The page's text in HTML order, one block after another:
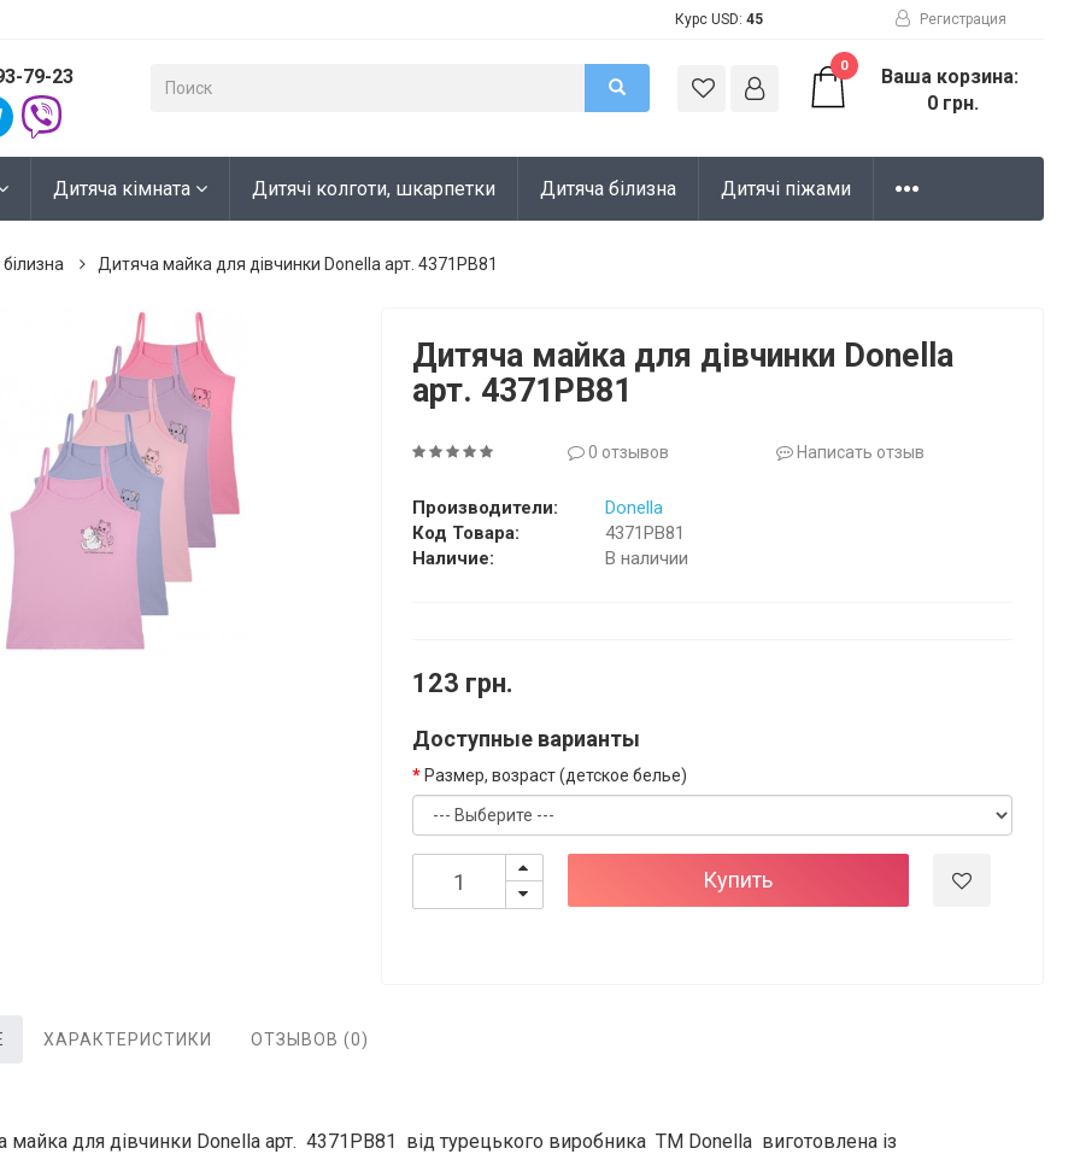
Курс USD: 45 Регистрация
79-23 0
Ваша корзина:
0 грн.
Дитяча кімната Дитячі колготи, шкарпетки Дитяча білизна Дитячі піжами
Дитяча майка для дівчинки Donella арт. 4371PB81
Дитяча майка для дівчинки Donella
арт. 4371PB81
0 отзывов Написать отзыв
Производители:
Donella
Код Товара:
4371PB81
Наличие:
В наличии
123 грн.
Доступные варианты
Размер, возраст (детское белье)
Купить
ХАРАКТЕРИСТИКИ ОТЗЫВОВ (0)
майка для дівчинки Donella арт. 4371PB81 від турецького виробника ТМ Donella виготовлена із